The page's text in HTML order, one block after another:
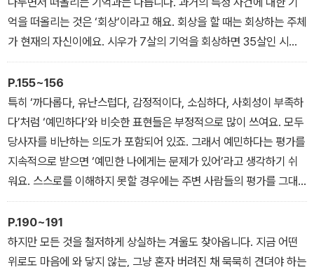
회사에 가고(보트를 끌고 회사에 오다니 자네 미친 거 아닌가?), 점점
기진맥진 만신창이가 되어가죠. 당연히 물 위가 아니기 때문에 보트
는 잘 끌리지도 않아요. 삶의 방식에도 관성이 있어서 괴로운 삶의 습
관을 멈추기 힘들죠.
억을 떠올리는 것은 ‘회상’이라고 해요. 회상을 할 때는 회상하는 주체
가 현재의 자신이에요. 시우가 7살의 기억을 회상하면 35살인 시우
의 입장에서 7살의 시우가 경험했던 일을 떠올리는 거예요. 그러나
인사이드 무비로 과거를 ‘재경험’하는 것은 당시의 연령대가 되는 것
입니다. 시우가 7살 때 엄마에게 버려진 일을 재경험하면 35살이 아
닌 7살 시우의 입장에서 그 일을 다시 겪게 돼요. 이것은 마치 자기가
주연인 영화를 찍는 것과 같아요.
P.155~156
특히 ‘까다롭다, 유난스럽다, 감정적이다, 소심하다, 사회성이 부족하
다’처럼 ‘예민하다’와 비슷한 표현들은 부정적으로 많이 쓰여요. 모두
당사자를 비난하는 의도가 포함되어 있죠. 그래서 예민하다는 평가를
지속적으로 받으면 ‘예민한 나에게는 문제가 있어’라고 생각하기 쉬
워요. 스스로를 이해하지 못할 경우에는 주변 사람들의 평가를 그대
로 믿게 되니까요. 너무 예민해서 고민이라면 자신을 고치려고 하지
말고, 자기 자신을 이해해야 합니다. 심리적 문제들은 내 몸과 마음의
특성을 잘 모르고 있을 때 생기거든요. 나 자신이, 내 삶이 버거운 건
나한테 어떤 문제가 있어서가 아니에요. 단지 자기가 세상에 반응하
P.190~191
하지만 모든 것을 철저하게 상실하는 겨울도 찾아옵니다. 지금 어떤
위로도 마음에 와 닿지 않는, 그냥 혼자 버려진 채 묵묵히 견뎌야 하는